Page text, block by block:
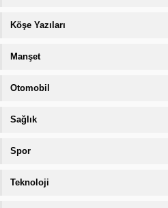
Köşe Yazıları
Manşet
Otomobil
Sağlık
Spor
Teknoloji